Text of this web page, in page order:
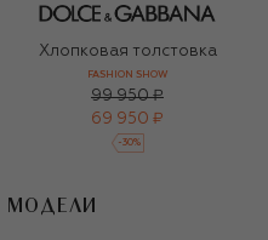
Хлопковая толстовка
FASHION SHOW
99 950 ₽
69 950 ₽
-30%
МОДЕЛИ